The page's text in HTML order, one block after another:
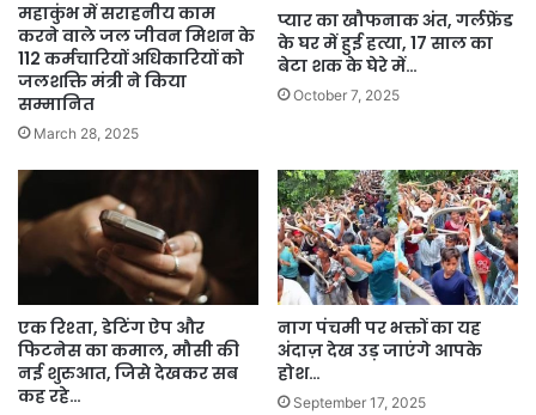
महाकुंभ में सराहनीय काम
करने वाले जल जीवन मिशन के
112 कर्मचारियों अधिकारियों को
जलशक्ति मंत्री ने किया
सम्मानित
March 28, 2025
प्यार का खौफनाक अंत, गर्लफ्रेंड
के घर में हुई हत्या, 17 साल का
बेटा शक के घेरे में…
October 7, 2025
एक रिश्ता, डेटिंग ऐप और
फिटनेस का कमाल, मौसी की
नई शुरुआत, जिसे देखकर सब
कह रहे…
नाग पंचमी पर भक्तों का यह
अंदाज़ देख उड़ जाएंगे आपके
होश…
September 17, 2025